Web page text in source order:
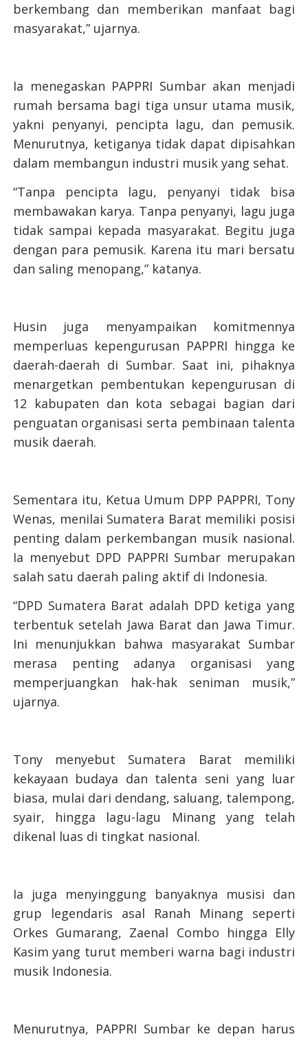
berkembang dan memberikan manfaat bagi
masyarakat,” ujarnya.
Ia menegaskan PAPPRI Sumbar akan menjadi
rumah bersama bagi tiga unsur utama musik,
yakni penyanyi, pencipta lagu, dan pemusik.
Menurutnya, ketiganya tidak dapat dipisahkan
dalam membangun industri musik yang sehat.
“Tanpa pencipta lagu, penyanyi tidak bisa
membawakan karya. Tanpa penyanyi, lagu juga
tidak sampai kepada masyarakat. Begitu juga
dengan para pemusik. Karena itu mari bersatu
dan saling menopang,” katanya.
Husin juga menyampaikan komitmennya
memperluas kepengurusan PAPPRI hingga ke
daerah-daerah di Sumbar. Saat ini, pihaknya
menargetkan pembentukan kepengurusan di
12 kabupaten dan kota sebagai bagian dari
penguatan organisasi serta pembinaan talenta
musik daerah.
Sementara itu, Ketua Umum DPP PAPPRI, Tony
Wenas, menilai Sumatera Barat memiliki posisi
penting dalam perkembangan musik nasional.
Ia menyebut DPD PAPPRI Sumbar merupakan
salah satu daerah paling aktif di Indonesia.
“DPD Sumatera Barat adalah DPD ketiga yang
terbentuk setelah Jawa Barat dan Jawa Timur.
Ini menunjukkan bahwa masyarakat Sumbar
merasa penting adanya organisasi yang
memperjuangkan hak-hak seniman musik,”
ujarnya.
Tony menyebut Sumatera Barat memiliki
kekayaan budaya dan talenta seni yang luar
biasa, mulai dari dendang, saluang, talempong,
syair, hingga lagu-lagu Minang yang telah
dikenal luas di tingkat nasional.
Ia juga menyinggung banyaknya musisi dan
grup legendaris asal Ranah Minang seperti
Orkes Gumarang, Zaenal Combo hingga Elly
Kasim yang turut memberi warna bagi industri
musik Indonesia.
Menurutnya, PAPPRI Sumbar ke depan harus